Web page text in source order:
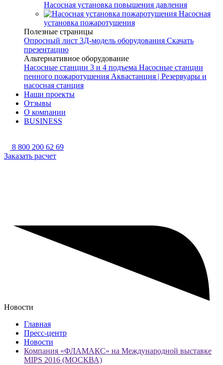
Насосная установка повышения давления
Насосная
установка пожаротушения
Полезные страницы
Опросный лист 3Д-модель оборудования Скачать
презентацию
Альтернативное оборудование
Насосные станции 3 и 4 подъема Насосные станции
пенного пожаротушения Аквастанция | Резервуары и
насосная станция
Наши проекты
Отзывы
О компании
BUSINESS
8 800 200 62 69
Заказать расчет
Новости
Главная
Пресс-центр
Новости
Компания «ФЛАМАКС» на Международной выставке
MIPS 2016 (МОСКВА)